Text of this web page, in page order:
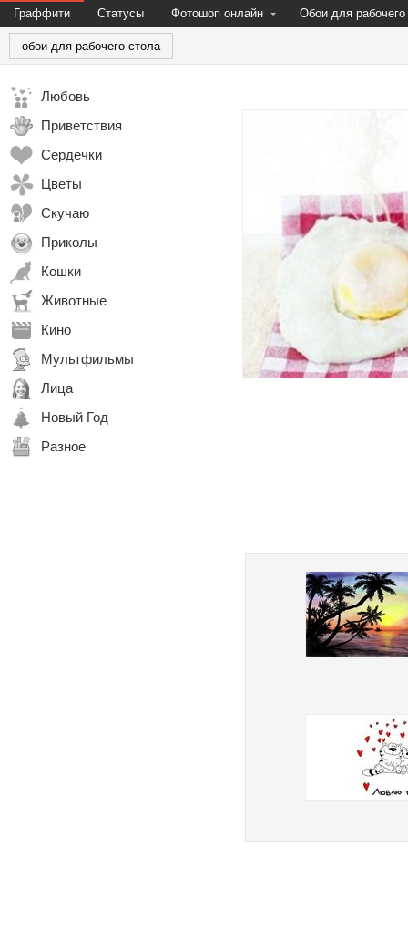
Граффити Статусы Фотошоп онлайн Обои для рабочего
обои для рабочего стола
Любовь
Приветствия
Сердечки
Цветы
Скучаю
Приколы
Кошки
Животные
Кино
Мультфильмы
Лица
Новый Год
Разное